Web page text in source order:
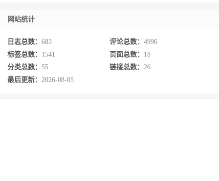
网站统计
日志总数： 683 评论总数： 4996
标签总数： 1541 页面总数： 18
分类总数： 55 链接总数： 26
最后更新： 2026-08-05